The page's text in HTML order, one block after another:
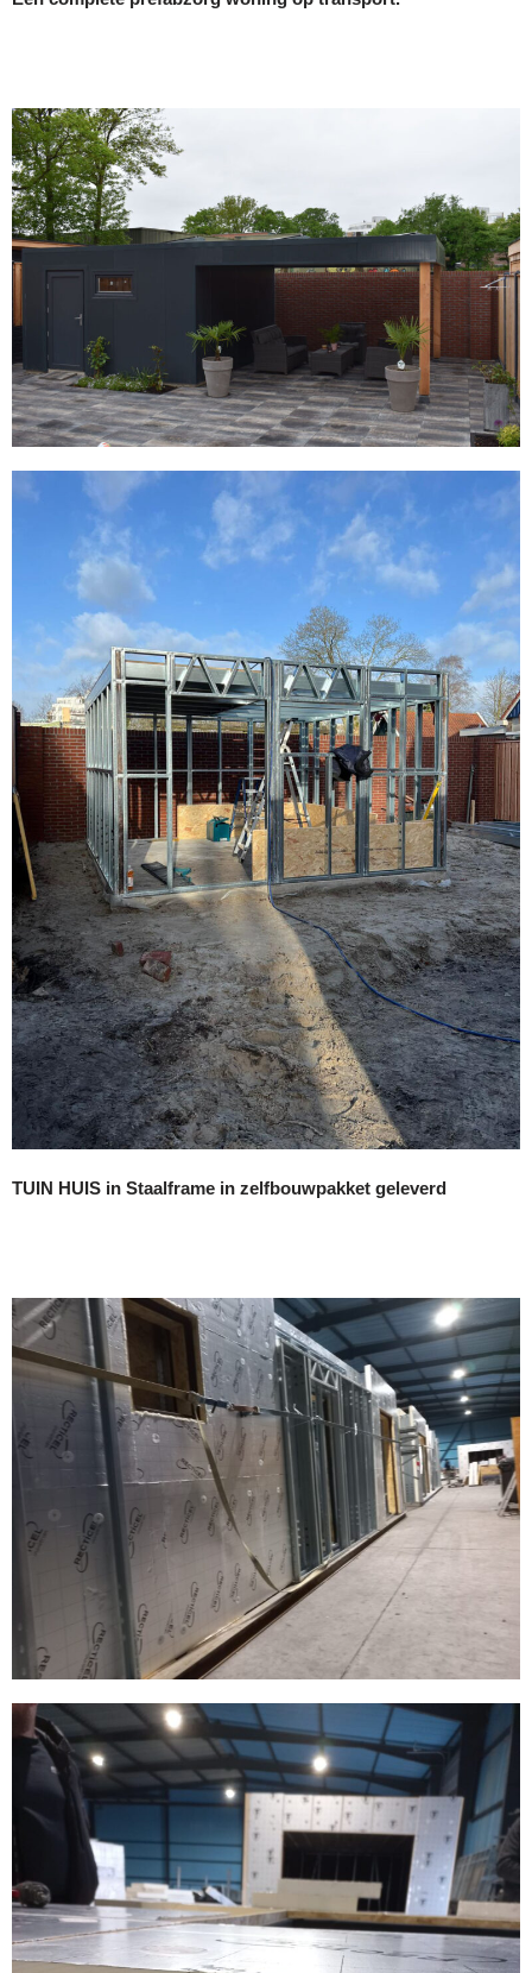
TUIN HUIS in Staalframe in zelfbouwpakket geleverd